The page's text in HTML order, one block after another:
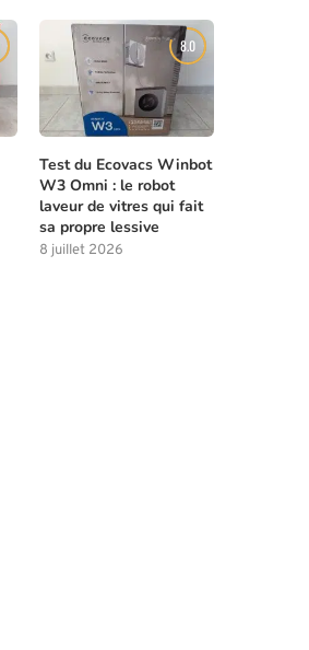
8.0
Test du Ecovacs Winbot
W3 Omni : le robot
laveur de vitres qui fait
sa propre lessive
8 juillet 2026